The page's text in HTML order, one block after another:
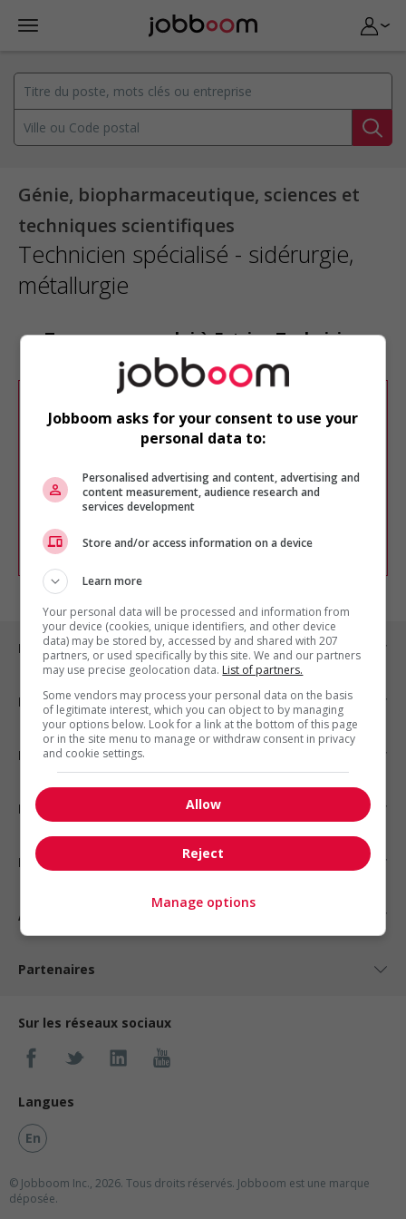
Génie, biopharmaceutique, sciences et
techniques scientifiques
Technicien spécialisé - sidérurgie,
métallurgie
Trouvez un emploi à Estrie : Technicien
spécialisé - sidérurgie, métallurgie
résultat.
Veuillez faire une nouvelle recherche.
Vous pouvez en tout temps utiliser nos
outils pour raffiner votre recherche, ou
chercher un poste selon votre profil
comme membre Jobboom.
Emplois par ville
Emplois par secteur
Emplois par statut
Emplois par type
Nos suggestions
À propos
Partenaires
Sur les réseaux sociaux
Langues
En
© Jobboom Inc., 2026. Tous droits réservés. Jobboom est une marque
déposée.
Jobboom asks for your consent to use your
personal data to:
Personalised advertising and content, advertising and
content measurement, audience research and
services development
Store and/or access information on a device
Learn more
Your personal data will be processed and information from
your device (cookies, unique identifiers, and other device
data) may be stored by, accessed by and shared with 207
partners, or used specifically by this site. We and our partners
may use precise geolocation data. List of partners.
Some vendors may process your personal data on the basis
of legitimate interest, which you can object to by managing
your options below. Look for a link at the bottom of this page
or in the site menu to manage or withdraw consent in privacy
and cookie settings.
Allow
Reject
Manage options